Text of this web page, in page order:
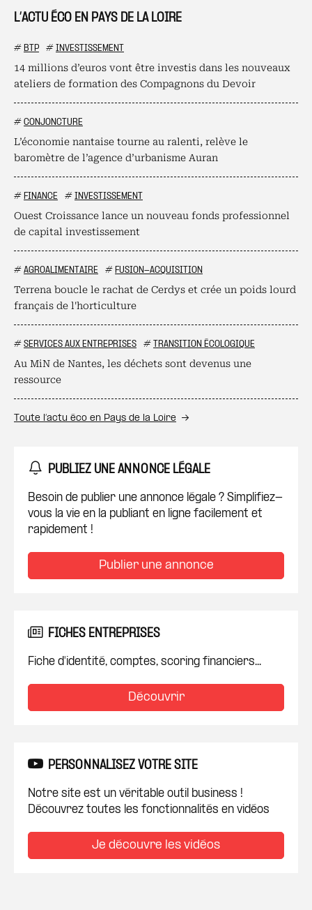
L’ACTU ÉCO EN PAYS DE LA LOIRE
# BTP # INVESTISSEMENT
14 millions d’euros vont être investis dans les nouveaux
ateliers de formation des Compagnons du Devoir
# CONJONCTURE
L’économie nantaise tourne au ralenti, relève le
baromètre de l’agence d’urbanisme Auran
# FINANCE # INVESTISSEMENT
Ouest Croissance lance un nouveau fonds professionnel
de capital investissement
# AGROALIMENTAIRE # FUSION-ACQUISITION
Terrena boucle le rachat de Cerdys et crée un poids lourd
français de l'horticulture
# SERVICES AUX ENTREPRISES # TRANSITION ÉCOLOGIQUE
Au MiN de Nantes, les déchets sont devenus une
ressource
Toute l’actu éco en Pays de la Loire
PUBLIEZ UNE ANNONCE LÉGALE
Besoin de publier une annonce légale ? Simplifiez-
vous la vie en la publiant en ligne facilement et
rapidement !
Publier une annonce
FICHES ENTREPRISES
Fiche d'identité, comptes, scoring financiers...
Découvrir
PERSONNALISEZ VOTRE SITE
Notre site est un véritable outil business !
Découvrez toutes les fonctionnalités en vidéos
Je découvre les vidéos